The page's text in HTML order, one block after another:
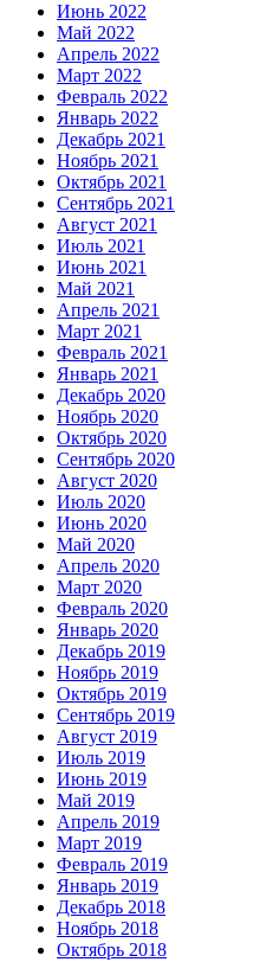
Июнь 2022
Май 2022
Апрель 2022
Март 2022
Февраль 2022
Январь 2022
Декабрь 2021
Ноябрь 2021
Октябрь 2021
Сентябрь 2021
Август 2021
Июль 2021
Июнь 2021
Май 2021
Апрель 2021
Март 2021
Февраль 2021
Январь 2021
Декабрь 2020
Ноябрь 2020
Октябрь 2020
Сентябрь 2020
Август 2020
Июль 2020
Июнь 2020
Май 2020
Апрель 2020
Март 2020
Февраль 2020
Январь 2020
Декабрь 2019
Ноябрь 2019
Октябрь 2019
Сентябрь 2019
Август 2019
Июль 2019
Июнь 2019
Май 2019
Апрель 2019
Март 2019
Февраль 2019
Январь 2019
Декабрь 2018
Ноябрь 2018
Октябрь 2018